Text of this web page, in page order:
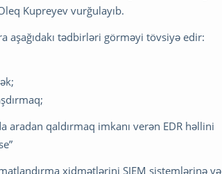
Kupreyev vurğulayıb.
aşağıdakı tədbirləri görməyi tövsiyə edir:
aradan qaldırmaq imkanı verən EDR həllini
xidmətlərini SIEM sistemlərinə və